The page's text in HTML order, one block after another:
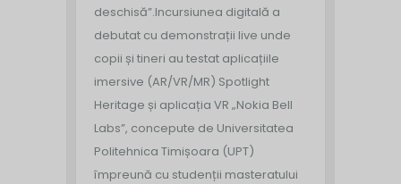
deschisă”.Incursiunea digitală a
debutat cu demonstrații live unde
copii și tineri au testat aplicațiile
imersive (AR/VR/MR) Spotlight
Heritage și aplicația VR „Nokia Bell
Labs”, concepute de Universitatea
Politehnica Timișoara (UPT)
împreună cu studenții masteratului